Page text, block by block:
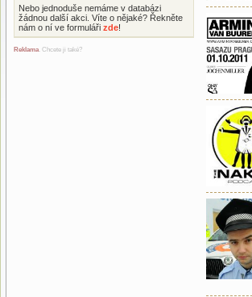
Nebo jednoduše nemáme v databázi
žádnou další akci. Víte o nějaké? Řekněte
nám o ní ve formuláři zde!
Reklama. Chcete ji také?